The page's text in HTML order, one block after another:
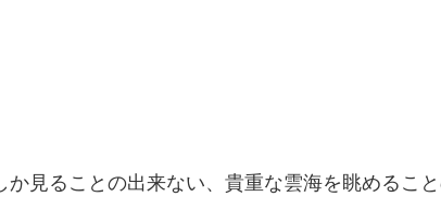
か見ることの出来ない、貴重な雲海を眺めるこ